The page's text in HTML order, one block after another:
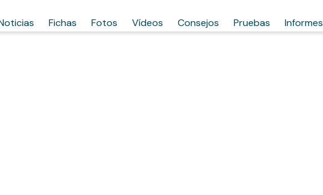
Fichas Fotos Vídeos Consejos Pruebas Informes